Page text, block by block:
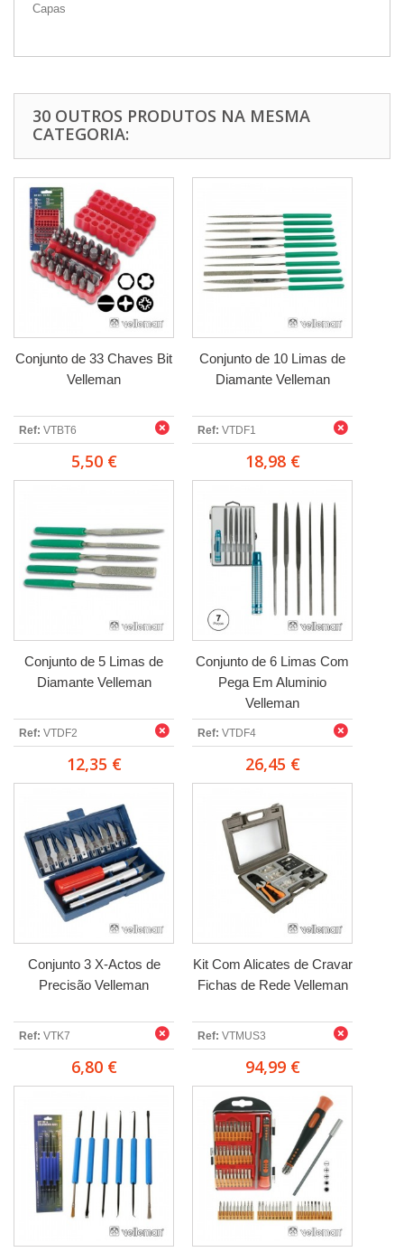
Capas
30 OUTROS PRODUTOS NA MESMA
CATEGORIA:
Conjunto de 33 Chaves Bit
Velleman
Ref: VTBT6
5,50 €
Conjunto de 10 Limas de
Diamante Velleman
Ref: VTDF1
18,98 €
Conjunto de 5 Limas de
Diamante Velleman
Ref: VTDF2
12,35 €
Conjunto de 6 Limas Com
Pega Em Aluminio
Velleman
Ref: VTDF4
26,45 €
Conjunto 3 X-Actos de
Precisão Velleman
Ref: VTK7
6,80 €
Kit Com Alicates de Cravar
Fichas de Rede Velleman
Ref: VTMUS3
94,99 €